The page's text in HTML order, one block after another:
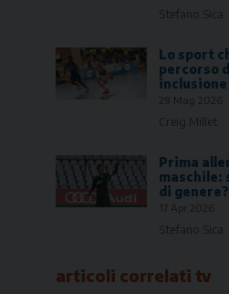
Stefano Sica
Lo sport
percorso
29 Mag 2026
Creig Millet
Prima
maschile:
di genere?
17 Apr 2026
Stefano Sica
articoli correlati tv